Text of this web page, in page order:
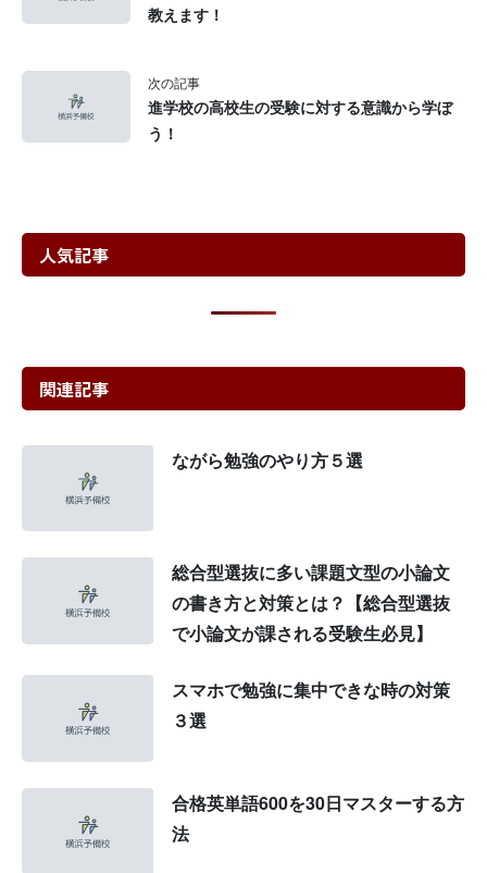
教えます！
次の記事
進学校の高校生の受験に対する意識から学ぼ
う！
人気記事
関連記事
ながら勉強のやり方５選
総合型選抜に多い課題文型の小論文
の書き方と対策とは？【総合型選抜
で小論文が課される受験生必見】
スマホで勉強に集中できな時の対策
３選
合格英単語600を30日マスターする方
法